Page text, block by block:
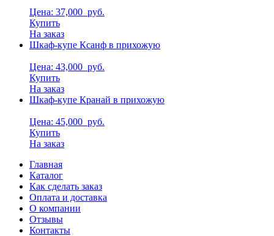
Цена: 37,000 руб.
Купить
На заказ
Шкаф-купе Ксанф в прихожую
Цена: 43,000 руб.
Купить
На заказ
Шкаф-купе Кранай в прихожую
Цена: 45,000 руб.
Купить
На заказ
Главная
Каталог
Как сделать заказ
Оплата и доставка
О компании
Отзывы
Контакты